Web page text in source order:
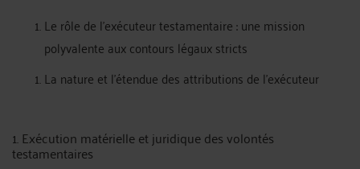
Le rôle de l’exécuteur testamentaire : une mission
polyvalente aux contours légaux stricts
La nature et l’étendue des attributions de l’exécuteur
1. Exécution matérielle et juridique des volontés
testamentaires